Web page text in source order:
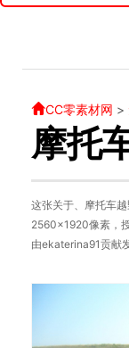
CC零素材网 >
摩托
这张关于、摩托车
2560×1920像素，
由ekaterina91贡献